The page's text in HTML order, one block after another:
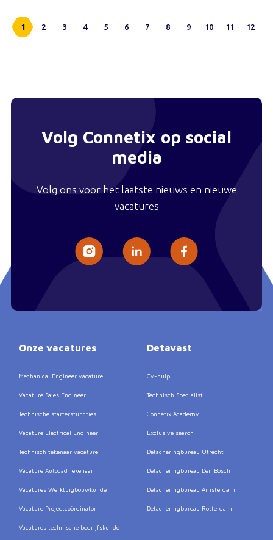
1 2 3 4 5 6 7 8 9 10 11 12
Volg Connetix op social
media
Volg ons voor het laatste nieuws en nieuwe
vacatures
Onze vacatures
Mechanical Engineer vacature
Vacature Sales Engineer
Technische startersfuncties
Vacature Electrical Engineer
Technisch tekenaar vacature
Vacature Autocad Tekenaar
Vacatures Werktuigbouwkunde
Vacature Projectcoördinator
Vacatures technische bedrijfskunde
Detavast
Cv-hulp
Technisch Specialist
Connetix Academy
Exclusive search
Detacheringbureau Utrecht
Detacheringbureau Den Bosch
Detacheringbureau Amsterdam
Detacheringbureau Rotterdam